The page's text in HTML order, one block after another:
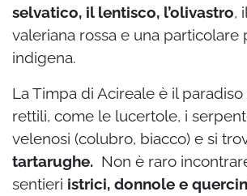
selvatico, il lentisco, l’olivastro,
valeriana rossa e una particolare
indigena.
La Timpa di Acireale è il
rettili, come le lucertole, i
velenosi (colubro, biacco) e si
tartarughe. Non è raro
sentieri istrici, donnole e